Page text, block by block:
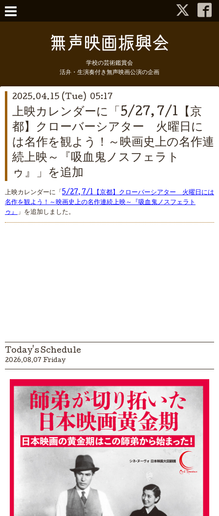
学校の芸術鑑賞会
活弁・生演奏付き無声映画公演の企画
2025.04.15 (Tue) 05:17
上映カレンダーに「5/27, 7/1【京
都】クローバーシアター 火曜日に
は名作を観よう！～映画史上の名作連
続上映～『吸血鬼ノスフェラト
ゥ』」を追加
上映カレンダーに「 5/27, 7/1【京都】クローバーシアター 火曜日には
名作を観よう！～映画史上の名作連続上映～『吸血鬼ノスフェラト
ゥ』 」を追加しました。
Today's Schedule
2026.08.07 Friday